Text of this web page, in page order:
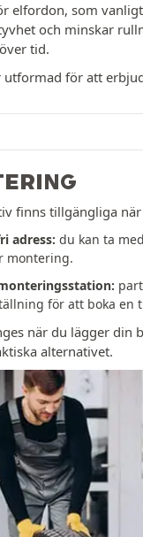
elfordon, som
och minskar
tid.
utformad för att
finns tillgängliga
adress: du kan ta
montering.
för att boka en
när du lägger din
alternativet.